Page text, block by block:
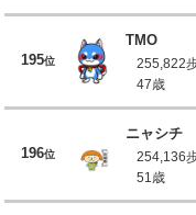
195位
TMO
255,822
47歳
196位
ニャシチ
254,136
51歳